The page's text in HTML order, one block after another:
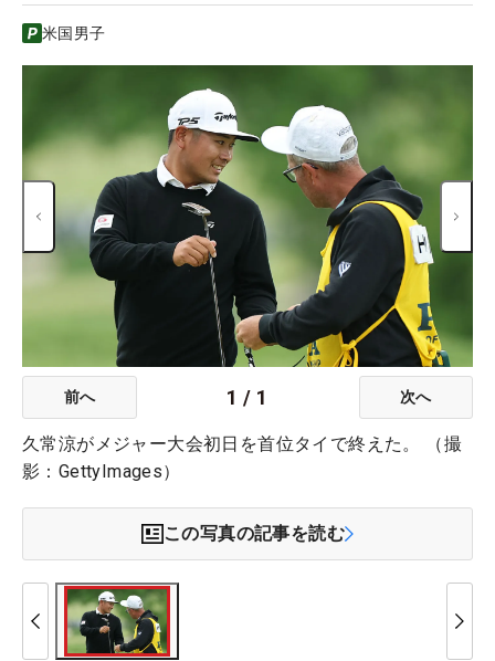
米国男子
前へ 1 / 1 次へ
久常涼がメジャー大会初日を首位タイで終えた。 （撮
影：GettyImages）
この写真の記事を読む